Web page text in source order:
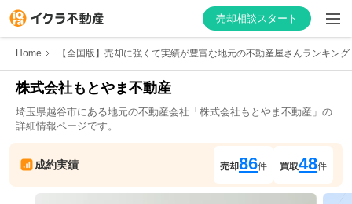
売却相談スタート
はじめての方へ
不動産会社を探す
Home 【全国版】売却に強くて実績が豊富な地元の不動産屋さんランキング
株式会社もとやま不動産
埼玉県越谷市にある地元の不動産会社「 株式会社もとやま不動産 」の
詳細情報ページです。
成約実績 売却86件 買取48件